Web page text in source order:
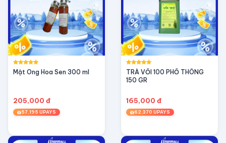
Mật Ong Hoa Sen 300 ml
205,000 đ
57,195 UPAYS
TRÀ VỐI 100 PHỔ THÔNG
150 GR
165,000 đ
62,370 UPAYS